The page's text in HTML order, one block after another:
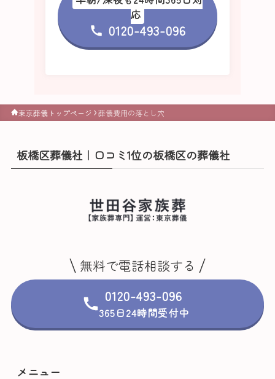
応
0120-493-096
東京葬儀トップページ 葬儀費用の落とし穴
板橋区葬儀社｜口コミ1位の板橋区の葬儀社
無料で電話相談する
0120-493-096
365日24時間受付中
メニュー